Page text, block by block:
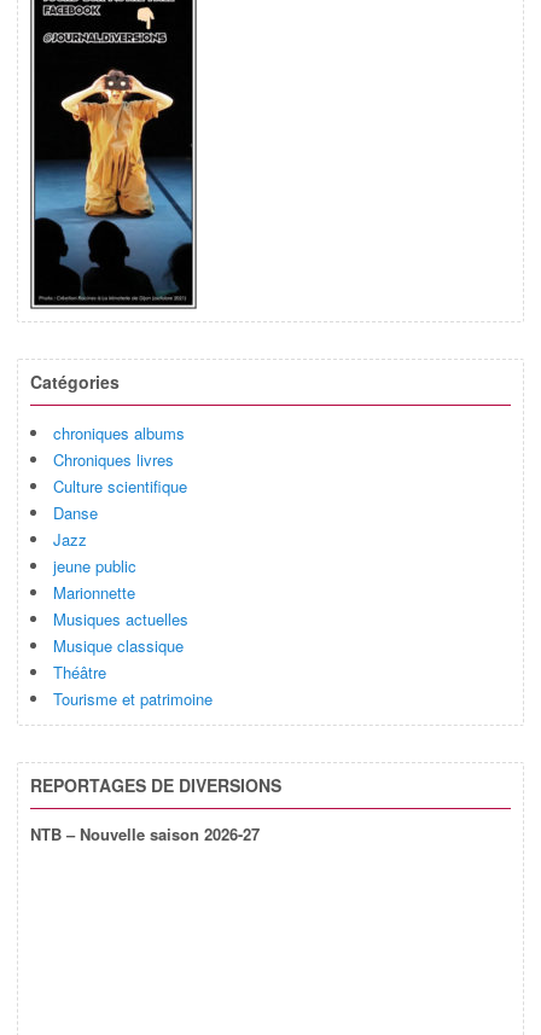
Catégories
chroniques albums
Chroniques livres
Culture scientifique
Danse
Jazz
jeune public
Marionnette
Musiques actuelles
Musique classique
Théâtre
Tourisme et patrimoine
REPORTAGES DE DIVERSIONS
NTB – Nouvelle saison 2026-27